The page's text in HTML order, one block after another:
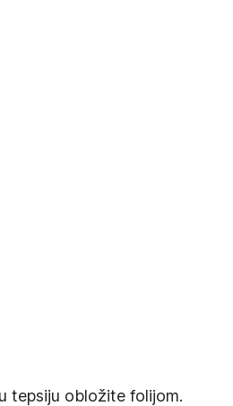
tepsiju obložite folijom.